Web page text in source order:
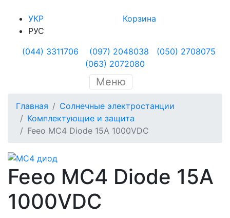
УКР
РУС
Корзина
(044) 3311706 (097) 2048038
(050) 2708075
(063) 2072080
Меню
Главная
Солнечные электростанции
Комплектующие и защита
Feeo MC4 Diode 15A 1000VDC
Feeo MC4 Diode 15A
1000VDC